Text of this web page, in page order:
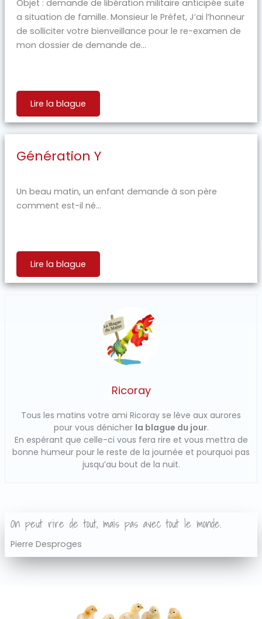
Objet : demande de libération militaire anticipée suite
a situation de famille. Monsieur le Préfet, J’ai l’honneur
de solliciter votre bienveillance pour le re-examen de
mon dossier de demande de...
Lire la blague
Génération Y
Un beau matin, un enfant demande à son père
comment est-il né...
Lire la blague
Ricoray
Tous les matins votre ami Ricoray se lève aux aurores
pour vous dénicher la blague du jour.
En espérant que celle-ci vous fera rire et vous mettra de
bonne humeur pour le reste de la journée et pourquoi pas
jusqu’au bout de la nuit.
On peut rire de tout, mais pas avec tout le monde.
Pierre Desproges